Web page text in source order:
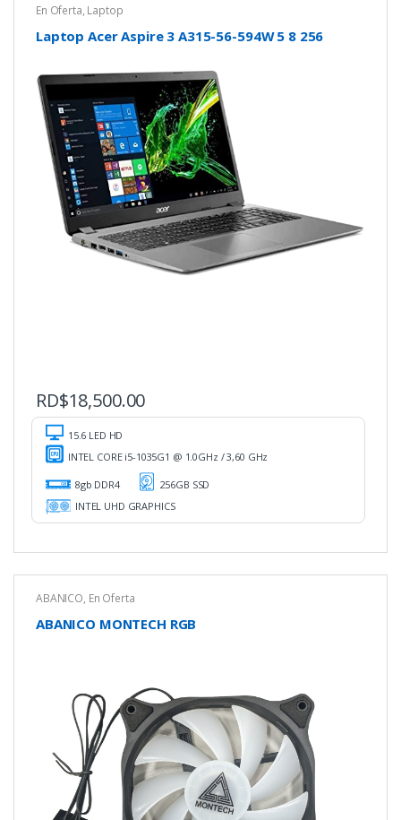
En Oferta, Laptop
Laptop Acer Aspire 3 A315-56-594W 5 8 256
RD$18,500.00
15.6 LED HD
INTEL CORE i5-1035G1 @ 1.0GHz / 3,60 GHz
8gb DDR4
256GB SSD
INTEL UHD GRAPHICS
ABANICO, En Oferta
ABANICO MONTECH RGB